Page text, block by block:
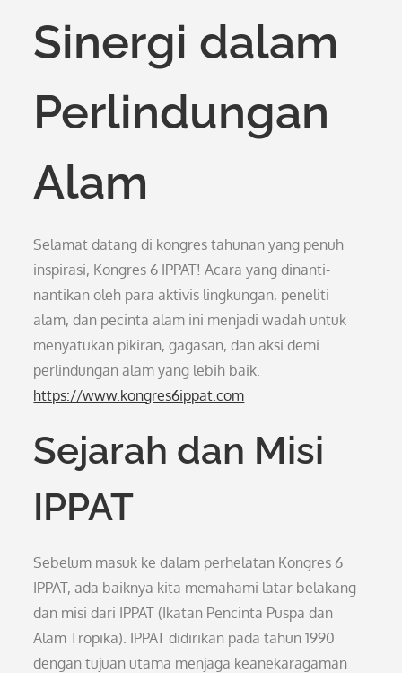
Sinergi dalam
Perlindungan
Alam
Selamat datang di kongres tahunan yang penuh
inspirasi, Kongres 6 IPPAT! Acara yang dinanti-
nantikan oleh para aktivis lingkungan, peneliti
alam, dan pecinta alam ini menjadi wadah untuk
menyatukan pikiran, gagasan, dan aksi demi
perlindungan alam yang lebih baik.
https://www.kongres6ippat.com
Sejarah dan Misi
IPPAT
Sebelum masuk ke dalam perhelatan Kongres 6
IPPAT, ada baiknya kita memahami latar belakang
dan misi dari IPPAT (Ikatan Pencinta Puspa dan
Alam Tropika). IPPAT didirikan pada tahun 1990
dengan tujuan utama menjaga keanekaragaman